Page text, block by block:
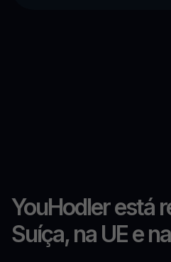
YouHodler está
Suíça, na UE e